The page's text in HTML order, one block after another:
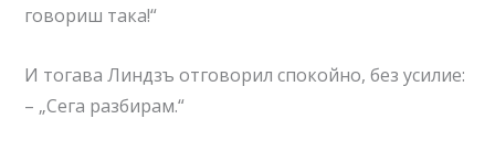
говориш така!“
И тогава Линдзъ отговорил спокойно, без усилие:
– „Сега разбирам.“